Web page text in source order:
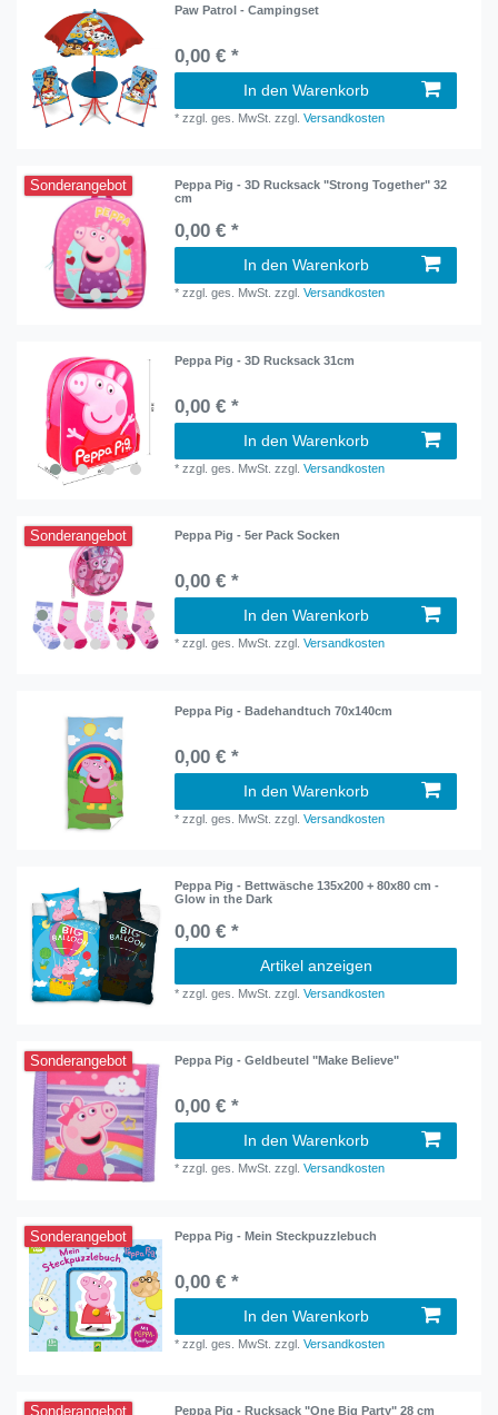
Paw Patrol - Campingset
0,00 € *
In den Warenkorb
*zzgl. ges. MwSt. zzgl.Versandkosten
Sonderangebot
Peppa Pig - 3D Rucksack "Strong Together" 32
cm
0,00 € *
In den Warenkorb
*zzgl. ges. MwSt. zzgl.Versandkosten
Peppa Pig - 3D Rucksack 31cm
0,00 € *
In den Warenkorb
*zzgl. ges. MwSt. zzgl.Versandkosten
Sonderangebot Peppa Pig - 5er Pack Socken
0,00 € *
In den Warenkorb
*zzgl. ges. MwSt. zzgl.Versandkosten
Peppa Pig - Badehandtuch 70x140cm
0,00 € *
In den Warenkorb
*zzgl. ges. MwSt. zzgl.Versandkosten
Peppa Pig - Bettwäsche 135x200 + 80x80 cm -
Glow in the Dark
0,00 € *
Artikel anzeigen
*zzgl. ges. MwSt. zzgl.Versandkosten
Sonderangebot Peppa Pig - Geldbeutel "Make Believe"
0,00 € *
In den Warenkorb
*zzgl. ges. MwSt. zzgl.Versandkosten
Sonderangebot Peppa Pig - Mein Steckpuzzlebuch
0,00 € *
In den Warenkorb
*zzgl. ges. MwSt. zzgl.Versandkosten
Sonderangebot Peppa Pig - Rucksack "One Big Party" 28 cm